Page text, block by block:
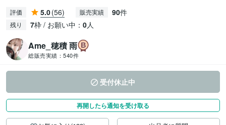
評価 5.0(56) 販売実績 90件
残り 7枠 / お願い中： 0人
Ame_穂積 雨
総販売実績： 540件
受付休止中
再開したら通知を受け取る